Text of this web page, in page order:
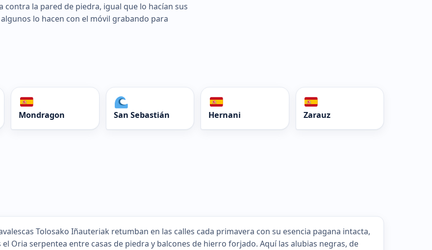
contra la pared de piedra, igual que lo hacían sus
lo hacen con el móvil grabando para
Mondragon San Sebastián Hernani Zarauz
Tolosako Iñauteriak retumban en las calles cada primavera con su esencia pagana intacta,
Oria serpentea entre casas de piedra y balcones de hierro forjado. Aquí las alubias negras, de